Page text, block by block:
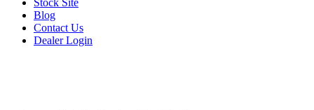
Stock Site
Blog
Contact Us
Dealer Login